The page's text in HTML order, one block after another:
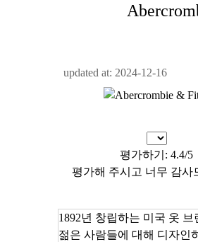
updated at: 2024-12-16
평가하기: 4.4/5
평가해 주시고 너무 감사
1892년 창립하는 미국 옷 브
젊은 사람들에 대해 디자인